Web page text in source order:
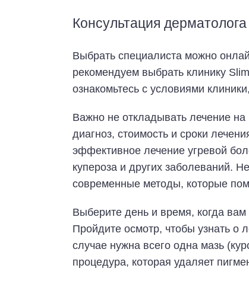
Консультация дерматолога
Выбрать специалиста можно
рекомендуем выбрать клинику
ознакомьтесь с условиями
Важно не откладывать лечение на
диагноз, стоимость и сроки
эффективное лечение угревой
купероза и других заболеваний.
современные методы, которые
Выберите день и время, когда вам
Пройдите осмотр, чтобы узнать о
случае нужна всего одна мазь
процедура, которая удаляет